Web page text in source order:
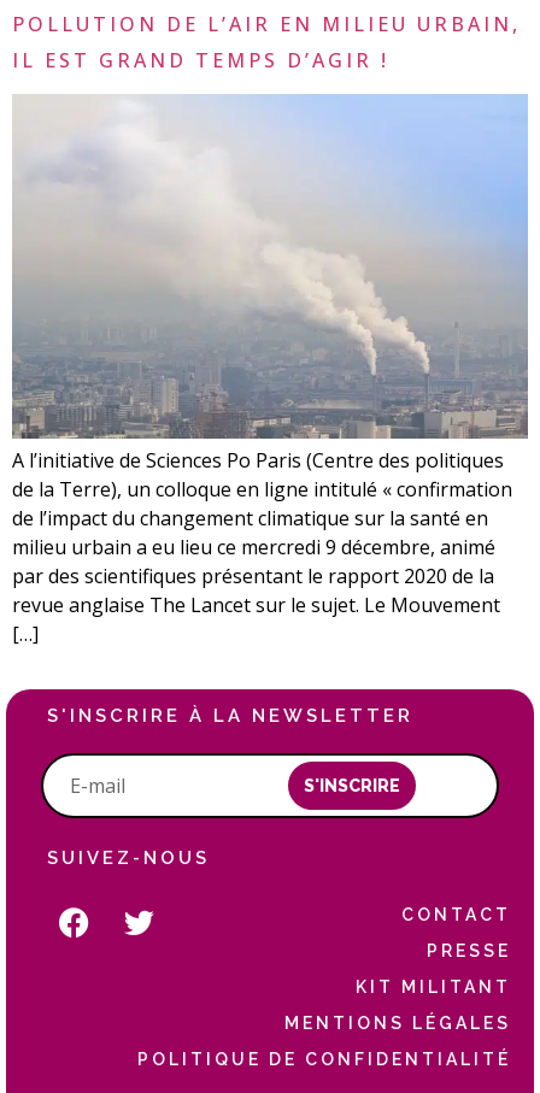
POLLUTION DE L’AIR EN MILIEU URBAIN,
IL EST GRAND TEMPS D’AGIR !
A l’initiative de Sciences Po Paris (Centre des politiques
de la Terre), un colloque en ligne intitulé « confirmation
de l’impact du changement climatique sur la santé en
milieu urbain a eu lieu ce mercredi 9 décembre, animé
par des scientifiques présentant le rapport 2020 de la
revue anglaise The Lancet sur le sujet. Le Mouvement
[…]
S'INSCRIRE À LA NEWSLETTER
S'INSCRIRE
SUIVEZ-NOUS
CONTACT
PRESSE
KIT MILITANT
MENTIONS LÉGALES
POLITIQUE DE CONFIDENTIALITÉ